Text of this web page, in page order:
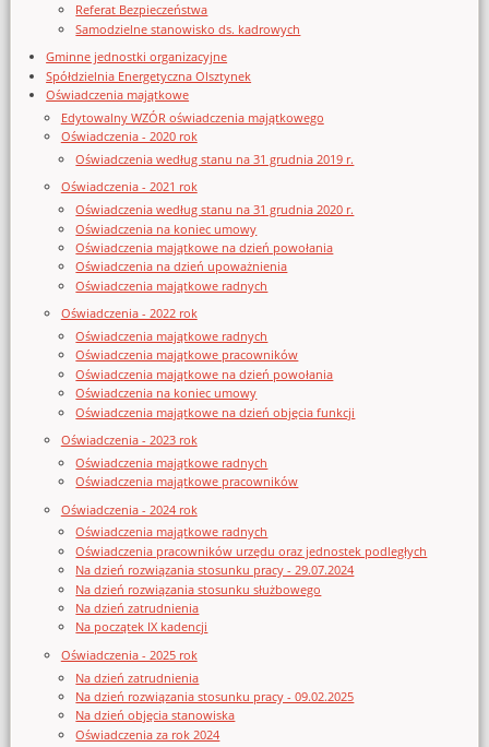
Referat Bezpieczeństwa
Samodzielne stanowisko ds. kadrowych
Gminne jednostki organizacyjne
Spółdzielnia Energetyczna Olsztynek
Oświadczenia majątkowe
Edytowalny WZÓR oświadczenia majątkowego
Oświadczenia - 2020 rok
Oświadczenia według stanu na 31 grudnia 2019 r.
Oświadczenia - 2021 rok
Oświadczenia według stanu na 31 grudnia 2020 r.
Oświadczenia na koniec umowy
Oświadczenia majątkowe na dzień powołania
Oświadczenia na dzień upoważnienia
Oświadczenia majątkowe radnych
Oświadczenia - 2022 rok
Oświadczenia majątkowe radnych
Oświadczenia majątkowe pracowników
Oświadczenia majątkowe na dzień powołania
Oświadczenia na koniec umowy
Oświadczenia majątkowe na dzień objęcia funkcji
Oświadczenia - 2023 rok
Oświadczenia majątkowe radnych
Oświadczenia majątkowe pracowników
Oświadczenia - 2024 rok
Oświadczenia majątkowe radnych
Oświadczenia pracowników urzędu oraz jednostek podległych
Na dzień rozwiązania stosunku pracy - 29.07.2024
Na dzień rozwiązania stosunku służbowego
Na dzień zatrudnienia
Na początek IX kadencji
Oświadczenia - 2025 rok
Na dzień zatrudnienia
Na dzień rozwiązania stosunku pracy - 09.02.2025
Na dzień objęcia stanowiska
Oświadczenia za rok 2024